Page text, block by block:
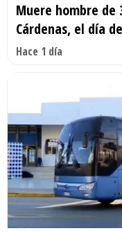
Muere hombre de
Cárdenas, el día
Hace 1 día